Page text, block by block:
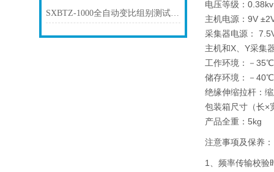
SXBTZ-1000全自动变比组别测试仪操作注意事项
电压等级：
主机电源：9V
采集器电源：
主机和X、Y采集
工作环境：－
储存环境：－
绝缘伸缩拉杆：
包装箱尺寸（长×
产品全重：5kg
注意事项及保养：
1、频率传输校验